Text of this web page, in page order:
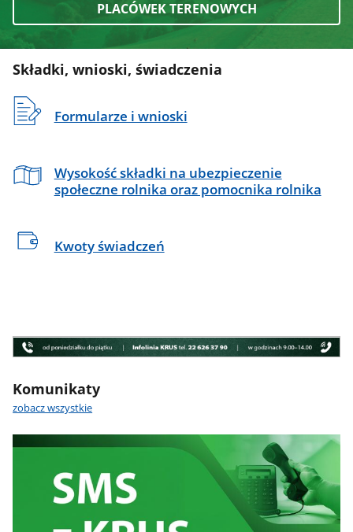
PLACÓWEK TERENOWYCH
Składki, wnioski, świadczenia
Formularze i wnioski
Wysokość składki na ubezpieczenie
społeczne rolnika oraz pomocnika rolnika
Kwoty świadczeń
Banner
infolinia
Komunikaty
zobacz wszystkie